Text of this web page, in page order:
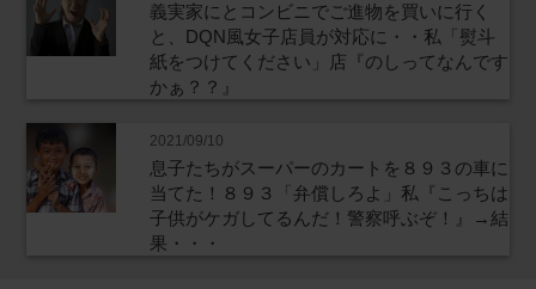
義実家にとコンビニでご進物を買いに行く
と、DQN風女子店員が対応に・・私「熨斗
紙をつけてください」店『のしってなんです
かぁ？？』
2021/09/10
息子たちがスーパーのカートを８９３の車に
当てた！８９３「弁償しろよ」私『こっちは
子供がケガしてるんだ！警察呼ぶぞ！』→結
果・・・